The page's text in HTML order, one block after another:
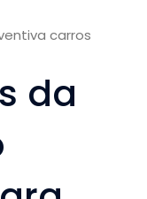
da